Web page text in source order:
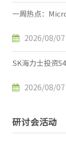
一周热点：
2026/08/07
SK海力士投资
2026/08/07
研讨会活动